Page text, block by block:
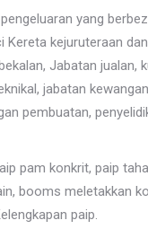
yang
kejuruteraan
Jabatan jualan,
jabatan
pembuatan,
pam konkrit, paip
booms meletakkan
paip.